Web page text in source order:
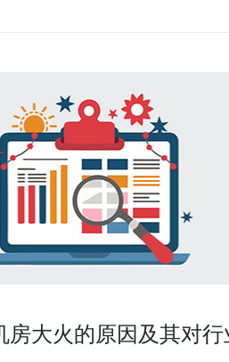
房大火的原因及其对行